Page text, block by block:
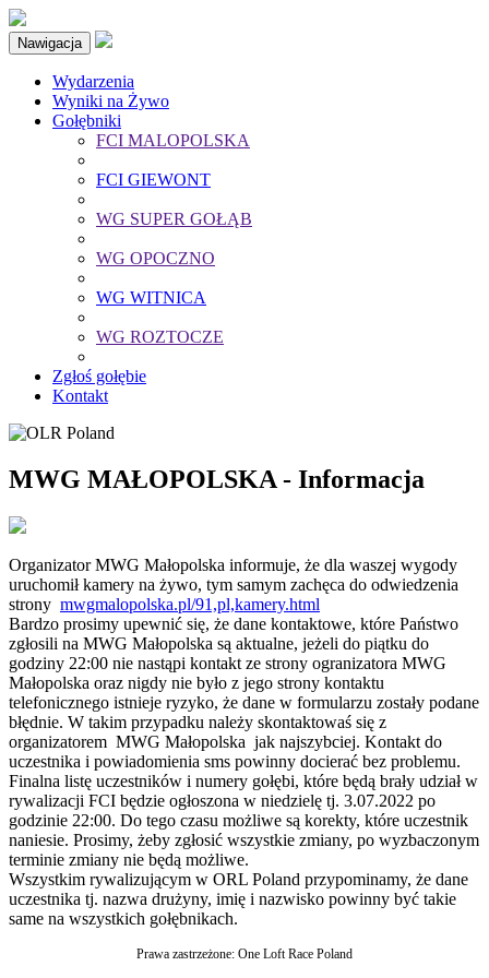
Nawigacja
Wydarzenia
Wyniki na Żywo
Gołębniki
FCI MALOPOLSKA
FCI GIEWONT
WG SUPER GOŁĄB
WG OPOCZNO
WG WITNICA
WG ROZTOCZE
Zgłoś gołębie
Kontakt
MWG MAŁOPOLSKA - Informacja
Organizator MWG Małopolska informuje, że dla waszej wygody
uruchomił kamery na żywo, tym samym zachęca do odwiedzenia
strony mwgmalopolska.pl/91,pl,kamery.html
Bardzo prosimy upewnić się, że dane kontaktowe, które Państwo
zgłosili na MWG Małopolska są aktualne, jeżeli do piątku do
godziny 22:00 nie nastąpi kontakt ze strony ogranizatora MWG
Małopolska oraz nigdy nie było z jego strony kontaktu
telefonicznego istnieje ryzyko, że dane w formularzu zostały podane
błędnie. W takim przypadku należy skontaktowaś się z
organizatorem MWG Małopolska jak najszybciej. Kontakt do
uczestnika i powiadomienia sms powinny docierać bez problemu.
Finalna listę uczestników i numery gołębi, które będą brały udział w
rywalizacji FCI będzie ogłoszona w niedzielę tj. 3.07.2022 po
godzinie 22:00. Do tego czasu możliwe są korekty, które uczestnik
naniesie. Prosimy, żeby zgłosić wszystkie zmiany, po wyzbaczonym
terminie zmiany nie będą możliwe.
Wszystkim rywalizującym w ORL Poland przypominamy, że dane
uczestnika tj. nazwa drużyny, imię i nazwisko powinny być takie
same na wszystkich gołębnikach.
Prawa zastrzeżone: One Loft Race Poland